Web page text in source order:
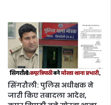
सिंगरौली: पुलिस अधीक्षक ने
जारी किए तबादला आदेश,